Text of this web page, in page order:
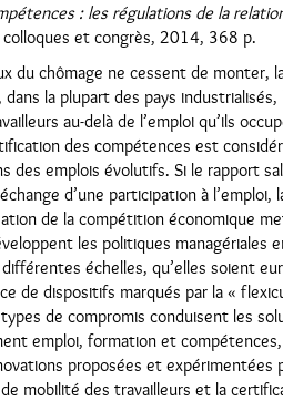
: les régulations de la
colloques et congrès, 2014, 368 p.
du chômage ne cessent de monter,
dans la plupart des pays
au-delà de l’emploi qu’ils
des compétences est
des emplois évolutifs. Si le rapport
d’une participation à
de la compétition économique
les politiques managériales
échelles, qu’elles soient
de dispositifs marqués par la «
types de compromis conduisent les
emploi, formation et compétences,
proposées et expérimentées
mobilité des travailleurs et la